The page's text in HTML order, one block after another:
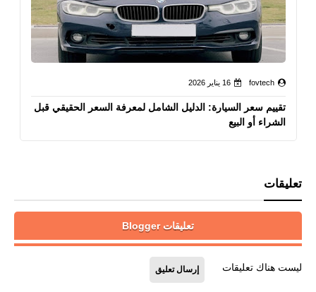
fovtech 16 يناير 2026
تقييم سعر السيارة: الدليل الشامل لمعرفة السعر الحقيقي قبل
الشراء أو البيع
تعليقات
تعليقات Blogger
ليست هناك تعليقات إرسال تعليق